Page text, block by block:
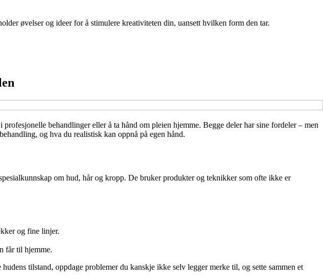
øvelser og ideer for å stimulere kreativiteten din, uansett hvilken form den tar.
behandlinger eller å ta hånd om pleien hjemme. Begge deler har sine fordeler – men
og hva du realistisk kan oppnå på egen hånd.
om hud, hår og kropp. De bruker produkter og teknikker som ofte ikke er
og fine linjer.
får til hjemme.
tilstand, oppdage problemer du kanskje ikke selv legger merke til, og sette sammen et